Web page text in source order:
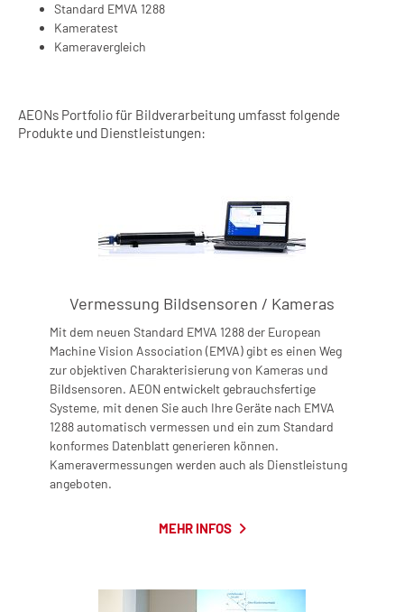
Standard EMVA 1288
Kameratest
Kameravergleich
AEONs Portfolio für Bildverarbeitung umfasst folgende
Produkte und Dienstleistungen:
Vermessung Bildsensoren / Kameras
Mit dem neuen Standard EMVA 1288 der European
Machine Vision Association (EMVA) gibt es einen Weg
zur objektiven Charakterisierung von Kameras und
Bildsensoren. AEON entwickelt gebrauchsfertige
Systeme, mit denen Sie auch Ihre Geräte nach EMVA
1288 automatisch vermessen und ein zum Standard
konformes Datenblatt generieren können.
Kameravermessungen werden auch als Dienstleistung
angeboten.
MEHR INFOS